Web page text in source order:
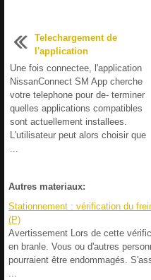
Telechargement de
l'application
Une fois connectee, l'application
NissanConnect SM App cherche
votre telephone pour de- terminer
quelles applications compatibles
sont actuellement installees.
L'utilisateur peut alors choisir que
Autres materiaux:
Stationnement : vérification du
(P)
Avertissement Lors de cette
en branle. Vous ou d'autres
pourraient être endommagés.